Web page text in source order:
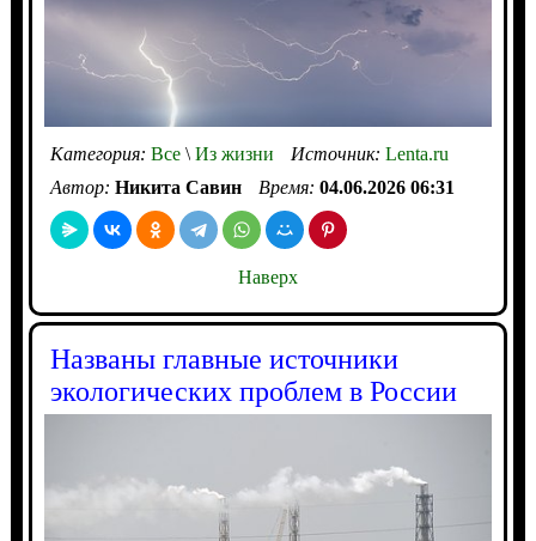
Категория: Все\Из жизни Источник: Lenta.ru
Автор: Никита Савин Время: 04.06.2026 06:31
Наверх
Названы главные источники
экологических проблем в России